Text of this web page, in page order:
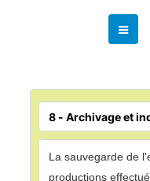
La sauvegarde de
productions